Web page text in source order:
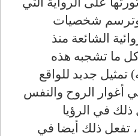
شخصيات
الشائعة منذ
ما تشجبه هذه
تمثيل جديد للواقع
أغوار الروح والنفس
ذلك في الرؤيا
تفعل ذلك أيضا في